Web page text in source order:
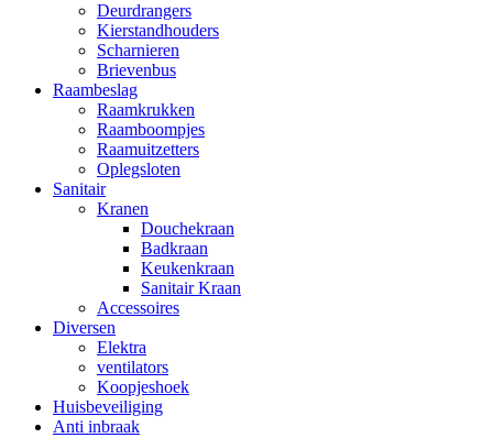
Deurdrangers
Kierstandhouders
Scharnieren
Brievenbus
Raambeslag
Raamkrukken
Raamboompjes
Raamuitzetters
Oplegsloten
Sanitair
Kranen
Douchekraan
Badkraan
Keukenkraan
Sanitair Kraan
Accessoires
Diversen
Elektra
ventilators
Koopjeshoek
Huisbeveiliging
Anti inbraak